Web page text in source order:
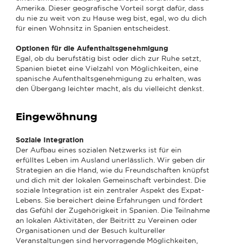
Amerika. Dieser geografische Vorteil sorgt dafür, dass
du nie zu weit von zu Hause weg bist, egal, wo du dich
für einen Wohnsitz in Spanien entscheidest.
Optionen für die Aufenthaltsgenehmigung
Egal, ob du berufstätig bist oder dich zur Ruhe setzt,
Spanien bietet eine Vielzahl von Möglichkeiten, eine
spanische Aufenthaltsgenehmigung zu erhalten, was
den Übergang leichter macht, als du vielleicht denkst.
Eingewöhnung
Soziale Integration
Der Aufbau eines sozialen Netzwerks ist für ein
erfülltes Leben im Ausland unerlässlich. Wir geben dir
Strategien an die Hand, wie du Freundschaften knüpfst
und dich mit der lokalen Gemeinschaft verbindest. Die
soziale Integration ist ein zentraler Aspekt des Expat-
Lebens. Sie bereichert deine Erfahrungen und fördert
das Gefühl der Zugehörigkeit in Spanien. Die Teilnahme
an lokalen Aktivitäten, der Beitritt zu Vereinen oder
Organisationen und der Besuch kultureller
Veranstaltungen sind hervorragende Möglichkeiten,